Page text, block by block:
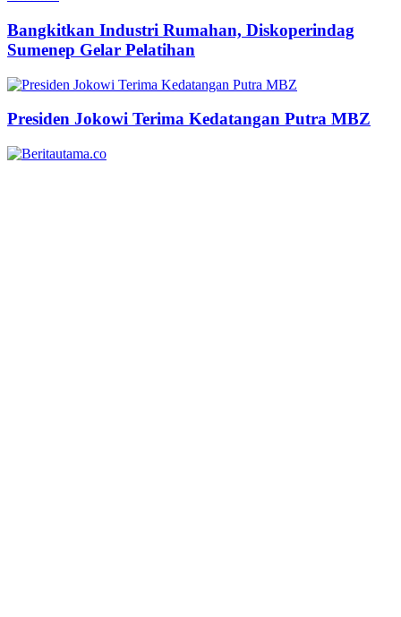
Bangkitkan Industri Rumahan, Diskoperindag
Sumenep Gelar Pelatihan
Presiden Jokowi Terima Kedatangan Putra MBZ